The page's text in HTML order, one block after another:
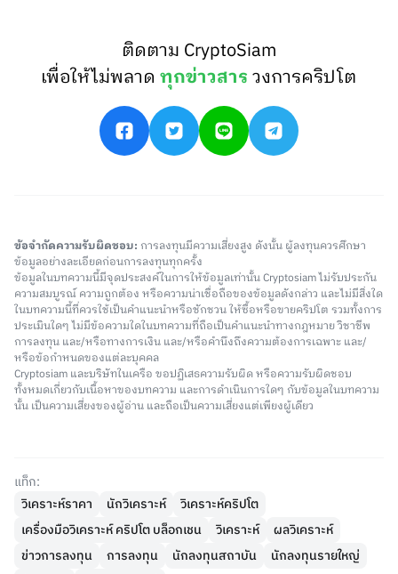
ติดตาม CryptoSiam
เพื่อให้ไม่พลาดทุกข่าวสารวงการคริปโต
ข้อจำกัดความรับผิดชอบ: การลงทุนมีความเสี่ยงสูง ดังนั้น ผู้ลงทุนควรศึกษา
ข้อมูลอย่างละเอียดก่อนการลงทุนทุกครั้ง
ข้อมูลในบทความนี้มีจุดประสงค์ในการให้ข้อมูลเท่านั้น Cryptosiam ไม่รับประกัน
ความสมบูรณ์ ความถูกต้อง หรือความน่าเชื่อถือของข้อมูลดังกล่าว และไม่มีสิ่งใด
ในบทความนี้ที่ควรใช้เป็นคำแนะนำหรือชักชวน ให้ซื้อหรือขายคริปโต รวมทั้งการ
ประเมินใดๆ ไม่มีข้อความใดในบทความที่ถือเป็นคำแนะนำทางกฎหมาย วิชาชีพ
การลงทุน และ/หรือทางการเงิน และ/หรือคำนึงถึงความต้องการเฉพาะ และ/
หรือข้อกำหนดของแต่ละบุคคล
Cryptosiam และบริษัทในเครือ ขอปฏิเสธความรับผิด หรือความรับผิดชอบ
ทั้งหมดเกี่ยวกับเนื้อหาของบทความ และการดำเนินการใดๆ กับข้อมูลในบทความ
นั้น เป็นความเสี่ยงของผู้อ่าน และถือเป็นความเสี่ยงแต่เพียงผู้เดียว
แท็ก:
วิเคราะห์ราคา
นักวิเคราะห์
วิเคราะห์คริปโต
เครื่องมือวิเคราะห์ คริปโต บล็อกเชน
วิเคราะห์
ผลวิเคราะห์
ข่าวการลงทุน
การลงทุน นักลงทุนสถาบัน
นักลงทุนรายใหญ่